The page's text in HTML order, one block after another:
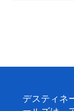
デスティネ